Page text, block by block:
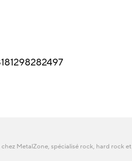
MetalZone, spécialisé rock, hard rock et